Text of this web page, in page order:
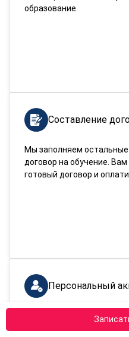
образование.
Составление
Мы заполняем
договор на обучение.
готовый договор и
Персональный
Вы получите